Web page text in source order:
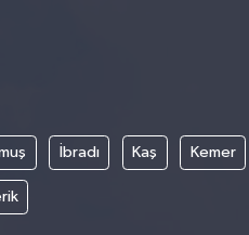
İbradı Kaş Kemer